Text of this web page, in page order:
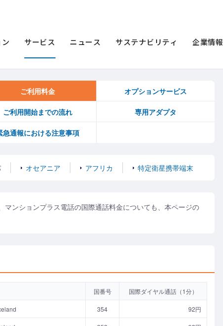
サービス ニュース サステナビリティ 企業情報
ご利用料金 オプションサービス
ご利用開始までの流れ 専用アダプタ
急通報における注意事項
オセアニア アフリカ 特定衛星携帯端末
マンションプラス電話の国際通話料金についても、本ページの
国番号 国際ダイヤル通話（1分）
354 92円